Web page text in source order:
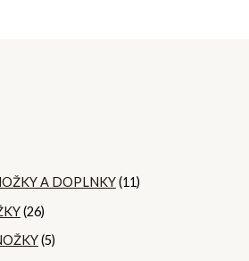
A DOPLNKY(11)
(26)
(5)